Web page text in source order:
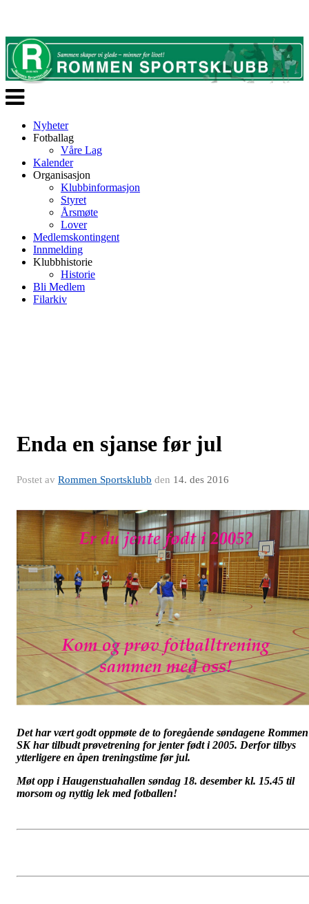
Veksle
navigasjon
Nyheter
Fotballag
Våre Lag
Kalender
Organisasjon
Klubbinformasjon
Styret
Årsmøte
Lover
Medlemskontingent
Innmelding
Klubbhistorie
Historie
Bli Medlem
Filarkiv
Enda en sjanse før jul
Postet av Rommen Sportsklubb den 14. des 2016
Det har vært godt oppmøte de to foregående søndagene Rommen
SK har tilbudt prøvetrening for jenter født i 2005. Derfor tilbys
ytterligere en åpen treningstime før jul.
Møt opp i Haugenstuahallen søndag 18. desember kl. 15.45 til
morsom og nyttig lek med fotballen!